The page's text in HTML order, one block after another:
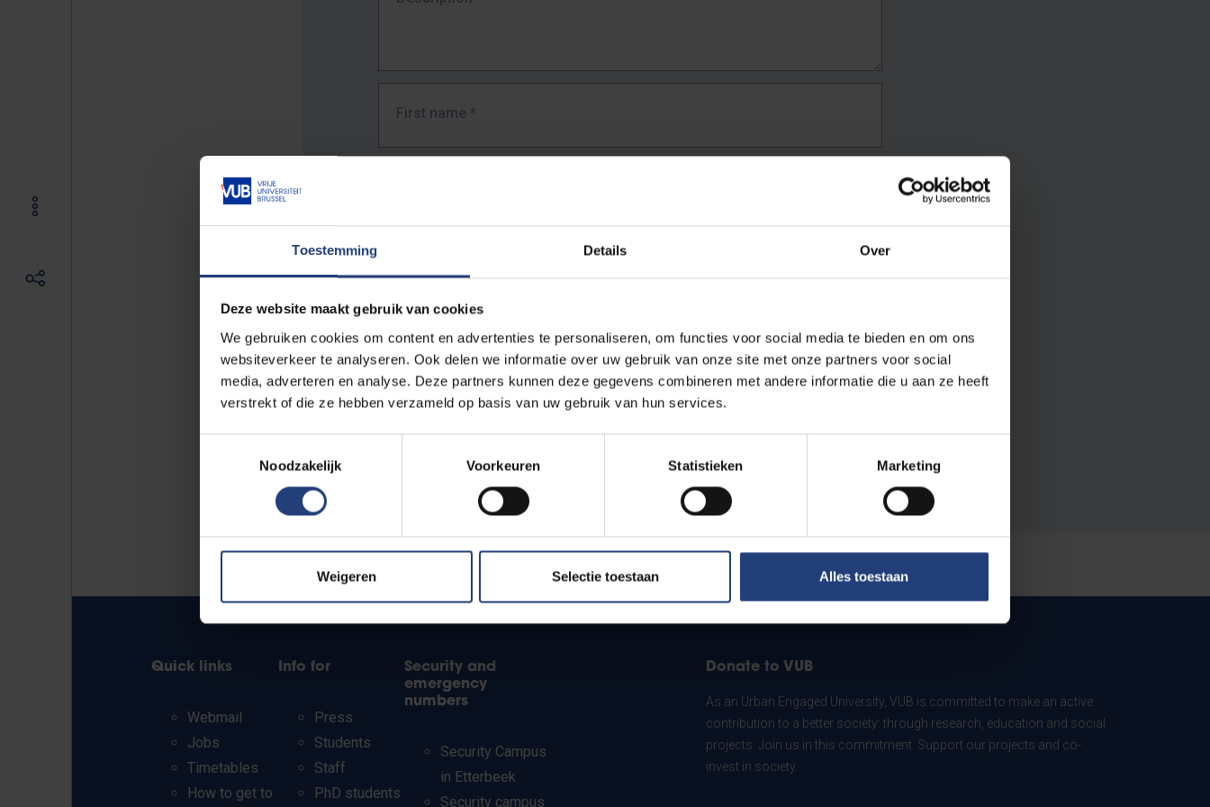
Toestemming Details Over
Deze website maakt gebruik van cookies
We gebruiken cookies om content en advertenties te personaliseren, om functies voor social media te bieden en om ons
websiteverkeer te analyseren. Ook delen we informatie over uw gebruik van onze site met onze partners voor social
media, adverteren en analyse. Deze partners kunnen deze gegevens combineren met andere informatie die u aan ze heeft
verstrekt of die ze hebben verzameld op basis van uw gebruik van hun services.
Noodzakelijk
Voorkeuren Statistieken Marketing
Weigeren Selectie toestaan Alles toestaan
First name *
The full URL of the page where you encountered the error.
E.g. https://www.vub.be/nl/studeren-aan-de-vub/alle-opleidingen
Quick links
Webmail
Jobs
Timetables
How to get to
Info for
Press
Students
Staff
PhD students
Security and
emergency
numbers
Security Campus
in Etterbeek
Security campus
Donate to VUB
As an Urban Engaged University, VUB is committed to make an active
contribution to a better society: through research, education and social
projects. Join us in this commitment. Support our projects and co-
invest in society.